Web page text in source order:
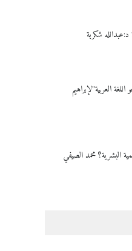
د:عبدالله شكربة
العربية"لإبراهيم
البشرية؟ محمد الصيفي